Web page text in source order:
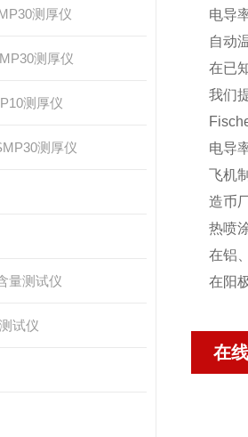
测厚仪
测厚仪
测厚仪
测厚仪
量测试仪
试仪
电导
自动
在已
我们
电导
飞机
造币
热喷
在铝
在阳
在